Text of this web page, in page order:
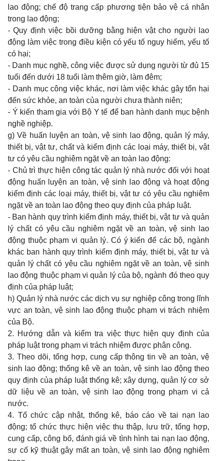
lao động; chế độ trang cấp phương tiện bảo vệ cá nhân
trong lao động;
- Quy định việc bồi dưỡng bằng hiện vật cho người lao
động làm việc trong điều kiện có yếu tố nguy hiểm, yếu tố
có hại;
- Danh mục nghề, công việc được sử dụng người từ đủ 15
tuổi đến dưới 18 tuổi làm thêm giờ, làm đêm;
- Danh mục công việc khác, nơi làm việc khác gây tổn hại
đến sức khỏe, an toàn của người chưa thành niên;
- Ý kiến tham gia với Bộ Y tế để ban hành danh mục bệnh
nghề nghiệp.
g)Về huấn luyện an toàn, vệ sinh lao động, quản lý máy,
thiết bị, vật tư, chất và kiểm định các loại máy, thiết bị, vật
tư có yêu cầu nghiêm ngặt về an toàn lao động:
- Chủ trì thực hiện công tác quản lý nhà nước đối với hoạt
động huấn luyện an toàn, vệ sinh lao động và hoạt động
kiểm định các loại máy, thiết bị, vật tư có yêu cầu nghiêm
ngặt về an toàn lao động theo quy định của pháp luật.
- Ban hành quy trình kiểm định máy, thiết bị, vật tư và quản
lý chất có yêu cầu nghiêm ngặt về an toàn, vệ sinh lao
động thuộc phạm vi quản lý. Có ý kiến để các bộ, ngành
khác ban hành quy trình kiểm định máy, thiết bị, vật tư và
quản lý chất có yêu cầu nghiêm ngặt về an toàn, vệ sinh
lao động thuộc phạm vi quản lý của bộ, ngành đó theo quy
định của pháp luật;
h) Quản lý nhà nước các dịch vụ sự nghiệp công trong lĩnh
vực an toàn, vệ sinh lao động thuộc phạm vi trách nhiệm
của Bộ.
2. Hướng dẫn và kiểm tra việc thực hiện quy định của
pháp luật trong phạm vi trách nhiệm được phân công.
3. Theo dõi, tổng hợp, cung cấp thông tin về an toàn, vệ
sinh lao động; thống kê về an toàn, vệ sinh lao động theo
quy định của pháp luật thống kê; xây dựng, quản lý cơ sở
dữ liệu về an toàn, vệ sinh lao động trong phạm vi cả
nước.
4. Tổ chức cập nhật, thống kê, báo cáo về tai nạn lao
động; tổ chức thực hiện việc thu thập, lưu trữ, tổng hợp,
cung cấp, công bố, đánh giá về tình hình tai nạn lao động,
sự cố kỹ thuật gây mất an toàn, vệ sinh lao động nghiêm